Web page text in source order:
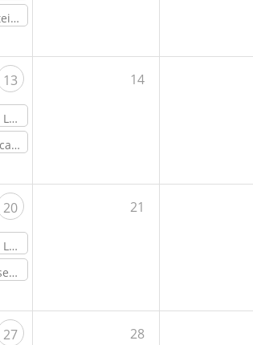
ViNN:Lab
13
Workshop
14
20 21
27 28